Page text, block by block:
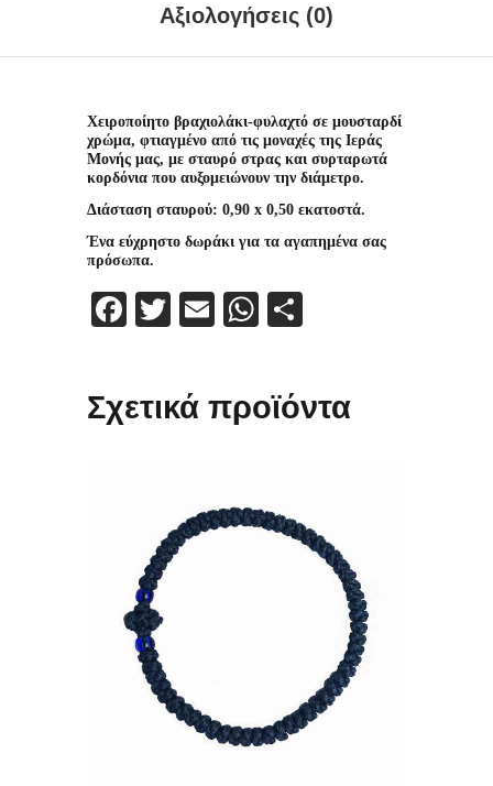
Αξιολογήσεις (0)
Χειροποίητο βραχιολάκι-φυλαχτό σε μουσταρδί
χρώμα, φτιαγμένο από τις μοναχές της Ιεράς
Μονής μας, με σταυρό στρας και συρταρωτά
κορδόνια που αυξομειώνουν την διάμετρο.
Διάσταση σταυρού: 0,90 x 0,50 εκατοστά.
Ένα εύχρηστο δωράκι για τα αγαπημένα σας
πρόσωπα.
Facebook
Twitter
EmailWhatsApp
Σχετικά προϊόντα